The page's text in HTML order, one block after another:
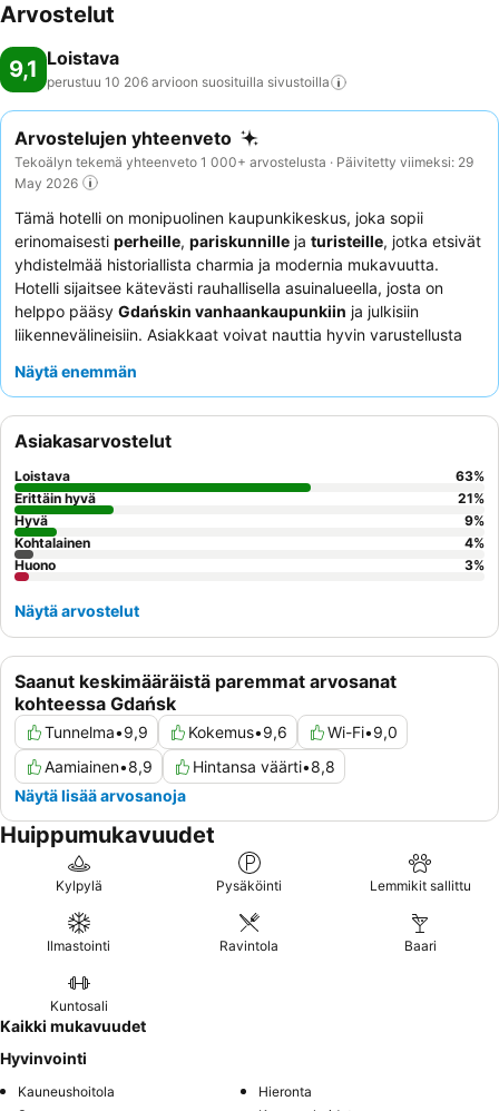
Arvostelut
9,1 Loistava
perustuu 10 206 arvioon suosituilla sivustoilla
Arvostelujen yhteenveto
Tekoälyn tekemä yhteenveto 1 000+ arvostelusta · Päivitetty viimeksi: 29
May 2026
Tämä hotelli on monipuolinen kaupunkikeskus, joka sopii
erinomaisesti perheille, pariskunnille ja turisteille, jotka etsivät
yhdistelmää historiallista charmia ja modernia mukavuutta.
Hotelli sijaitsee kätevästi rauhallisella asuinalueella, josta on
helppo pääsy Gdańskin vanhaankaupunkiin ja julkisiin
liikennevälineisiin. Asiakkaat voivat nauttia hyvin varustellusta
Henkilökunta saa jatkuvasti kiitosta avuliaisuudestaan, ja
Ainutlaatuisen kokemuksen saamiseksi harkitse huoneen
varaamista uudelleen käyttöönotetusta historiallisesta
rakennuksesta
Näytä enemmän
Saanut keskimääräistä paremmat arvosanat
kohteessa Gdańsk
Tunnelma•9,9 Kokemus•9,6 Wi-Fi•9,0
Aamiainen•8,9 Hintansa väärti•8,8
Näytä lisää arvosanoja
Asiakasarvostelut
Loistava 63%
Erittäin hyvä
21%
Hyvä
9%
Kohtalainen
4%
Huono
3%
Näytä arvostelut
Huippumukavuudet
Kylpylä Pysäköinti Lemmikit sallittu
Ilmastointi Ravintola Baari
Kuntosali
Kaikki mukavuudet
Hyvinvointi
Kauneushoitola
Hieronta